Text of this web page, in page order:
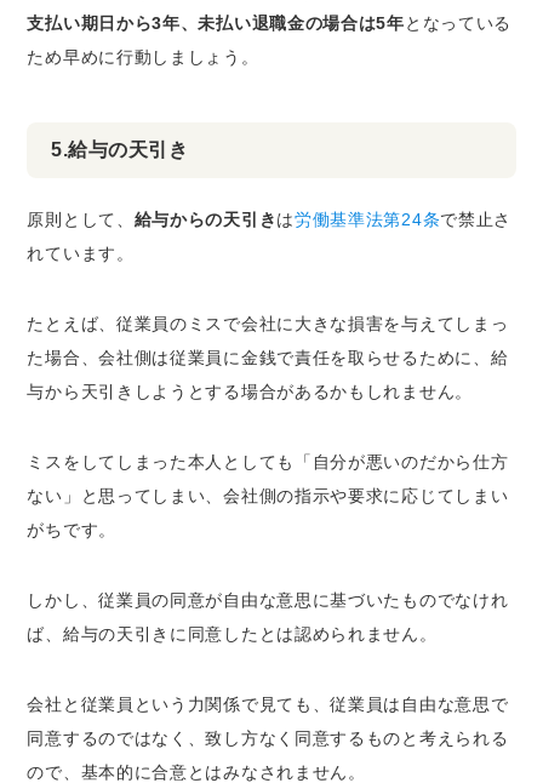
支払い期日から3年、未払い退職金の場合は5年となっている
ため早めに行動しましょう。
5.給与の天引き
原則として、 給与からの天引きは労働基準法第24条で禁止さ
れています。
たとえば、従業員のミスで会社に大きな損害を与えてしまっ
た場合、会社側は従業員に金銭で責任を取らせるために、給
与から天引きしようとする場合があるかもしれません。
ミスをしてしまった本人としても「自分が悪いのだから仕方
ない」と思ってしまい、会社側の指示や要求に応じてしまい
がちです。
しかし、従業員の同意が自由な意思に基づいたものでなけれ
ば、給与の天引きに同意したとは認められません。
会社と従業員という力関係で見ても、従業員は自由な意思で
同意するのではなく、致し方なく同意するものと考えられる
ので、基本的に合意とはみなされません。